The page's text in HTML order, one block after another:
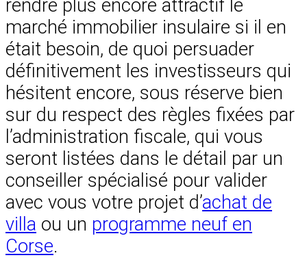
rendre plus encore attractif le
marché immobilier insulaire si il en
était besoin, de quoi persuader
définitivement les investisseurs qui
hésitent encore, sous réserve bien
sur du respect des règles fixées par
l’administration fiscale, qui vous
seront listées dans le détail par un
conseiller spécialisé pour valider
avec vous votre projet d’achat de
villa ou un programme neuf en
Corse.